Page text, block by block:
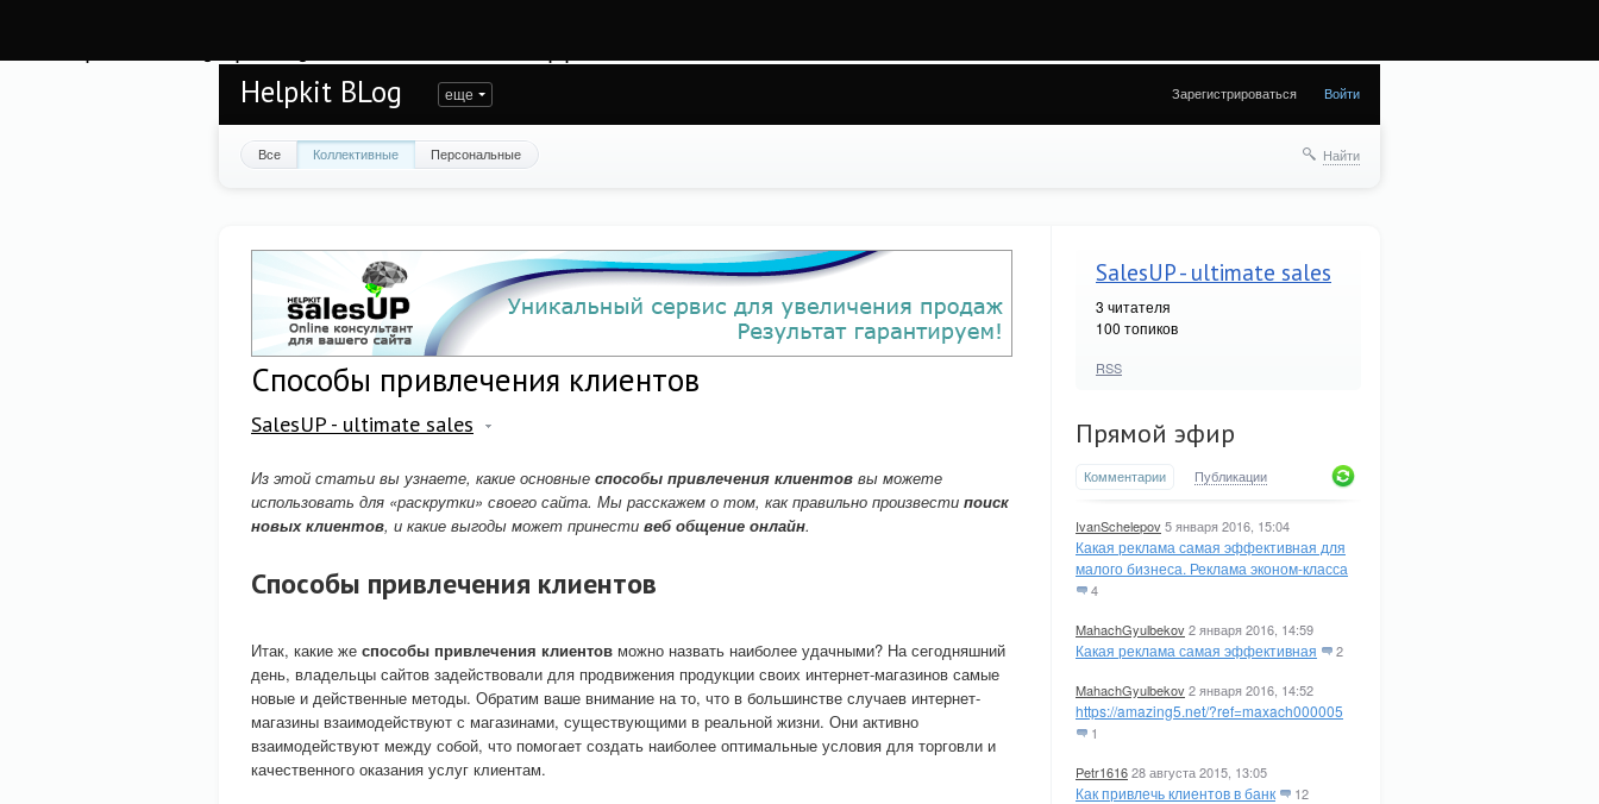
Helpkit BLog еще Зарегистрироваться Войти
Все Коллективные Персональные Найти
SalesUP - ultimate sales
3 читателя
100 топиков
RSS
Прямой эфир
Комментарии Публикации
IvanSchelepov5 января 2016, 15:04
Какая реклама самая эффективная для
малого бизнеса. Реклама эконом-класса
4
MahachGyulbekov2 января 2016, 14:59
Какая реклама самая эффективная 2
MahachGyulbekov2 января 2016, 14:52
https://amazing5.net/?ref=maxach000005
1
Petr161628 августа 2015, 13:05
Как привлечь клиентов в банк 12
Способы привлечения клиентов
SalesUP - ultimate sales
Из этой статьи вы узнаете, какие основные способы привлечения клиентов вы можете
использовать для «раскрутки» своего сайта. Мы расскажем о том, как правильно произвести поиск
новых клиентов, и какие выгоды может принести веб общение онлайн.
Способы привлечения клиентов
Итак, какие же способы привлечения клиентов можно назвать наиболее удачными? На сегодняшний
день, владельцы сайтов задействовали для продвижения продукции своих интернет-магазинов самые
новые и действенные методы. Обратим ваше внимание на то, что в большинстве случаев интернет-
магазины взаимодействуют с магазинами, существующими в реальной жизни. Они активно
взаимодействуют между собой, что помогает создать наиболее оптимальные условия для торговли и
качественного оказания услуг клиентам.